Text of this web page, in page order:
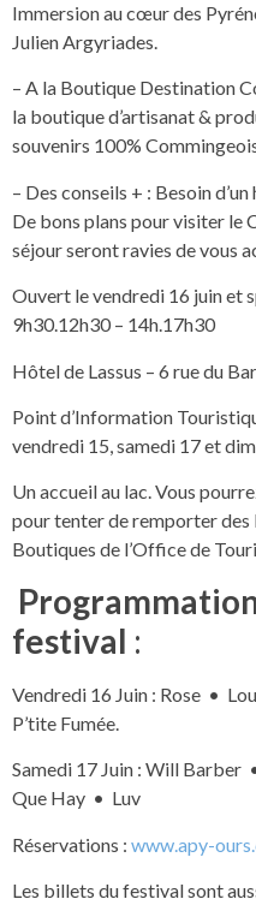
Immersion au cœur des
Julien Argyriades.
– A la Boutique Destination
la boutique d’artisanat &
souvenirs 100%
– Des conseils + : Besoin
De bons plans pour visiter le
séjour seront ravies de vous
Ouvert le vendredi 16 juin et
9h30.12h30 – 14h.17h30
Hôtel de Lassus – 6 rue du
Point d’Information
vendredi 15, samedi 17 et
Un accueil au lac. Vous
pour tenter de remporter des
Boutiques de l’Office de
festival :
Vendredi 16 Juin : Rose •
P’tite Fumée.
Samedi 17 Juin : Will
Que Hay • Luv
Réservations : www.apy-
Les billets du festival sont